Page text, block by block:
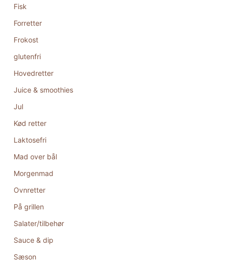
Fisk
Forretter
Frokost
glutenfri
Hovedretter
Juice & smoothies
Jul
Kød retter
Laktosefri
Mad over bål
Morgenmad
Ovnretter
På grillen
Salater/tilbehør
Sauce & dip
Sæson